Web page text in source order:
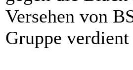
Versehen von
Gruppe